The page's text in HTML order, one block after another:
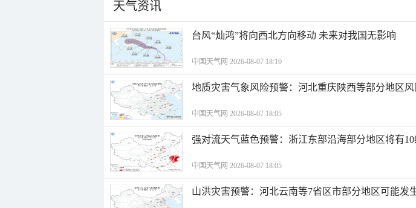
天气资讯
台风“灿鸿”将向西北方向移动 未来对我国无影响
中国天气网 2026-08-07 18:10
地质灾害气象风险预警：河北重庆陕西等部分地区风
中国天气网 2026-08-07 18:05
强对流天气蓝色预警：浙江东部沿海部分地区将有
中国天气网 2026-08-07 18:05
山洪灾害预警：河北云南等7省区市部分地区可能发